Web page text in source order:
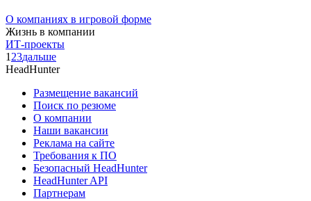
О компаниях в игровой форме
Жизнь в компании
ИТ-проекты
1 23дальше
HeadHunter
Размещение вакансий
Поиск по резюме
О компании
Наши вакансии
Реклама на сайте
Требования к ПО
Безопасный HeadHunter
HeadHunter API
Партнерам